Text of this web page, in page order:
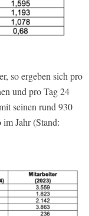
so ergeben sich pro
und pro Tag 24
seinen rund 930
Jahr (Stand: